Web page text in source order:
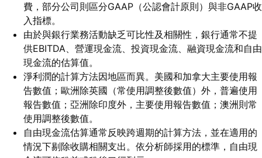
費，部分公司則區分GAAP（公認會計原則）與非GAAP收
入指標。
由於與銀行業務活動缺乏可比性及相關性，銀行通常不提
供EBITDA、營運現金流、投資現金流、融資現金流和自由
現金流的估算值。
淨利潤的計算方法因地區而異。美國和加拿大主要使用報
告數值；歐洲除英國（常使用調整後數值）外，普遍使用
報告數值；亞洲除印度外，主要使用報告數值；澳洲則常
使用調整後數值。
自由現金流估算通常反映跨週期的計算方法，並在適用的
情況下剔除收購相關支出。依分析師採用的標準，自由現